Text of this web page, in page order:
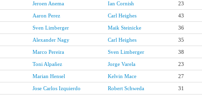
Jeroen Anema Ian Cornish 23
Aaron Perez Carl Heighes 43
Sven Limberger Maik Steinicke 36
Alexander Nagy Carl Heighes 35
Marco Pereira Sven Limberger 38
Toni Alpañez Jorge Varela 23
Marian Hensel Kelvin Mace 27
Jose Carlos Izquierdo Robert Schweda 31